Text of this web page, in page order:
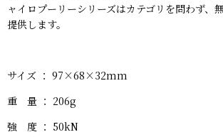
ャイロプーリーシリーズはカテゴリを問わず、
提供します。
サイズ ： 97×68×32mm
重 量 ： 206g
強 度 ： 50kN